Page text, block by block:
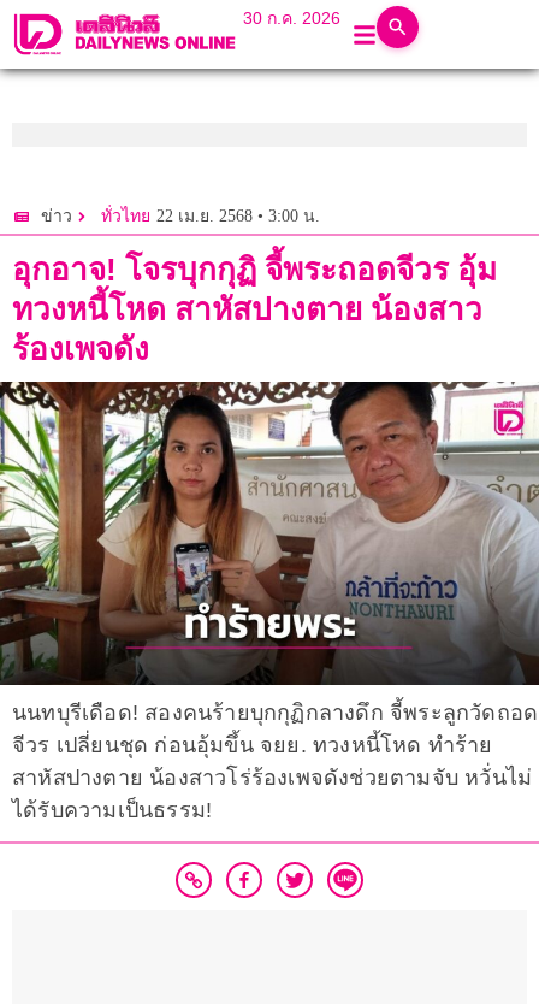
30 ก.ค. 2026
ข่าว ทั่วไทย 22 เม.ย. 2568 • 3:00 น.
อุกอาจ! โจรบุกกุฏิ จี้พระถอดจีวร อุ้ม
ทวงหนี้โหด สาหัสปางตาย น้องสาว
ร้องเพจดัง
นนทบุรีเดือด! สองคนร้ายบุกกุฏิกลางดึก จี้พระลูกวัดถอด
จีวร เปลี่ยนชุด ก่อนอุ้มขึ้น จยย. ทวงหนี้โหด ทำร้าย
สาหัสปางตาย น้องสาวโร่ร้องเพจดังช่วยตามจับ หวั่นไม่
ได้รับความเป็นธรรม!